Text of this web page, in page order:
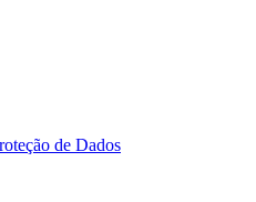
de Dados